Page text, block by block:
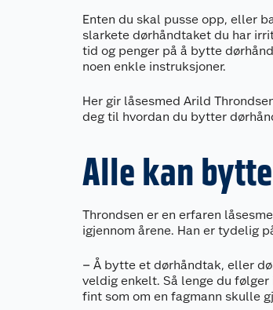
Enten du skal pusse opp, eller
slarkete dørhåndtaket du har
tid og penger på å bytte
noen enkle instruksjoner.
Her gir låsesmed Arild
deg til hvordan du bytter
Alle kan
Throndsen er en erfaren
igjennom årene. Han er tydelig
– Å bytte et dørhåndtak, eller
veldig enkelt. Så lenge du
fint som om en fagmann skulle